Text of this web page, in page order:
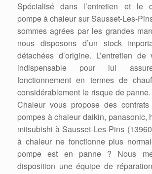
Spécialisé dans l’entretien et le
pompe à chaleur sur Sausset-Les-
sommes agrées par les grandes
nous disposons d’un stock
détachées d’origine. L’entretien
indispensable pour lui
fonctionnement en termes de
considérablement le risque de
Chaleur vous propose des contrats
pompes à chaleur daikin, panasonic,
mitsubishi à Sausset-Les-Pins
à chaleur ne fonctionne plus
pompe est en panne ? Nous
disposition une équipe de